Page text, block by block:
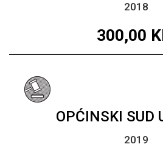
2018
300,00
OPĆINSKI SUD
2019